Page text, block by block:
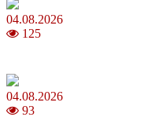
04.08.2026
125
04.08.2026
93